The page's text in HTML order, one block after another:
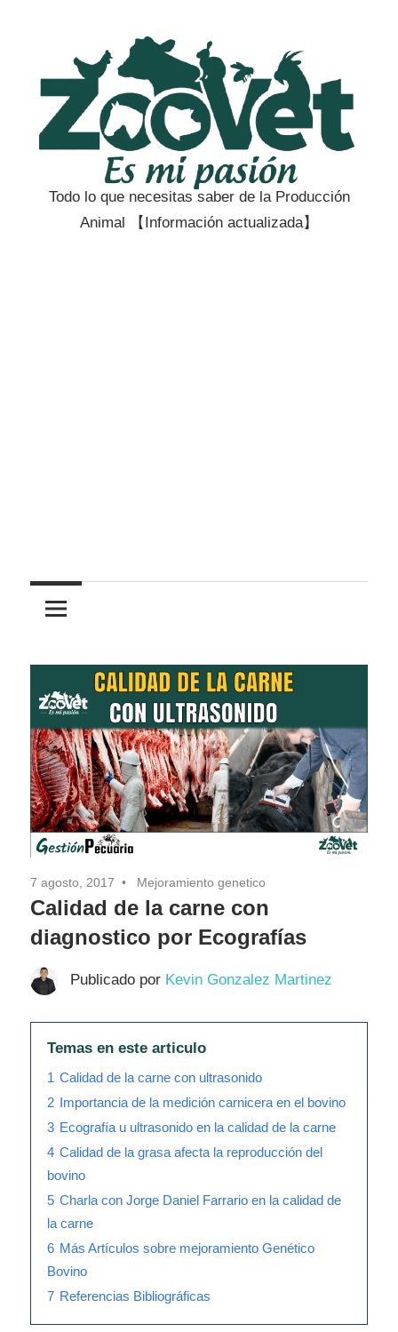
contenido
Zootecnia
Todo lo que necesitas saber de la Producción
Animal 【Información actualizada】
7 agosto, 2017 Mejoramiento genetico
Calidad de la carne con
diagnostico por Ecografías
Publicado por Kevin Gonzalez Martinez
Temas en este articulo
1 Calidad de la carne con ultrasonido
2 Importancia de la medición carnicera en el bovino
3 Ecografía u ultrasonido en la calidad de la carne
4 Calidad de la grasa afecta la reproducción del
bovino
5 Charla con Jorge Daniel Farrario en la calidad de
la carne
6 Más Artículos sobre mejoramiento Genético
Bovino
7 Referencias Bibliográficas